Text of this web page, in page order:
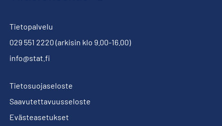
Tietopalvelu
029 551 2220 (arkisin klo 9.00-16.00)
info@stat.fi
Tietosuojaseloste
Saavutettavuusseloste
Evästeasetukset